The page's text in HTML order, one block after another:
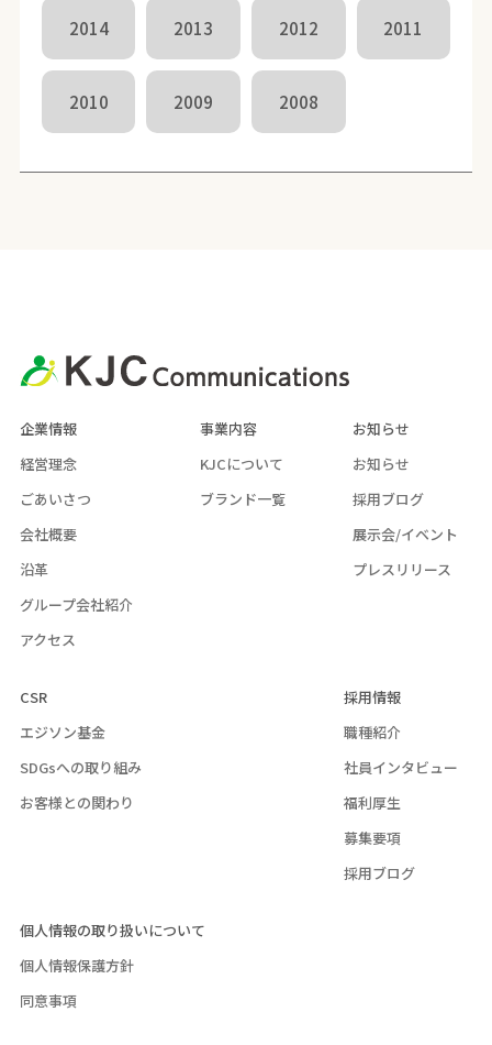
2014 2013 2012 2011
2010 2009 2008
企業情報
経営理念
ごあいさつ
会社概要
沿革
グループ会社紹介
アクセス
事業内容
KJCについて
ブランド一覧
お知らせ
お知らせ
採用ブログ
展示会/イベント
プレスリリース
CSR
エジソン基金
SDGsへの取り組み
お客様との関わり
採用情報
職種紹介
社員インタビュー
福利厚生
募集要項
採用ブログ
個人情報の取り扱いについて
個人情報保護方針
同意事項